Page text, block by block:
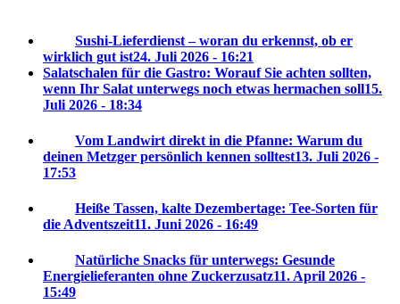
Sushi-Lieferdienst – woran du erkennst, ob er
wirklich gut ist24. Juli 2026 - 16:21
Salatschalen für die Gastro: Worauf Sie achten sollten,
wenn Ihr Salat unterwegs noch etwas hermachen soll15.
Juli 2026 - 18:34
Vom Landwirt direkt in die Pfanne: Warum du
deinen Metzger persönlich kennen solltest13. Juli 2026 -
17:53
Heiße Tassen, kalte Dezembertage: Tee-Sorten für
die Adventszeit11. Juni 2026 - 16:49
Natürliche Snacks für unterwegs: Gesunde
Energielieferanten ohne Zuckerzusatz11. April 2026 -
15:49